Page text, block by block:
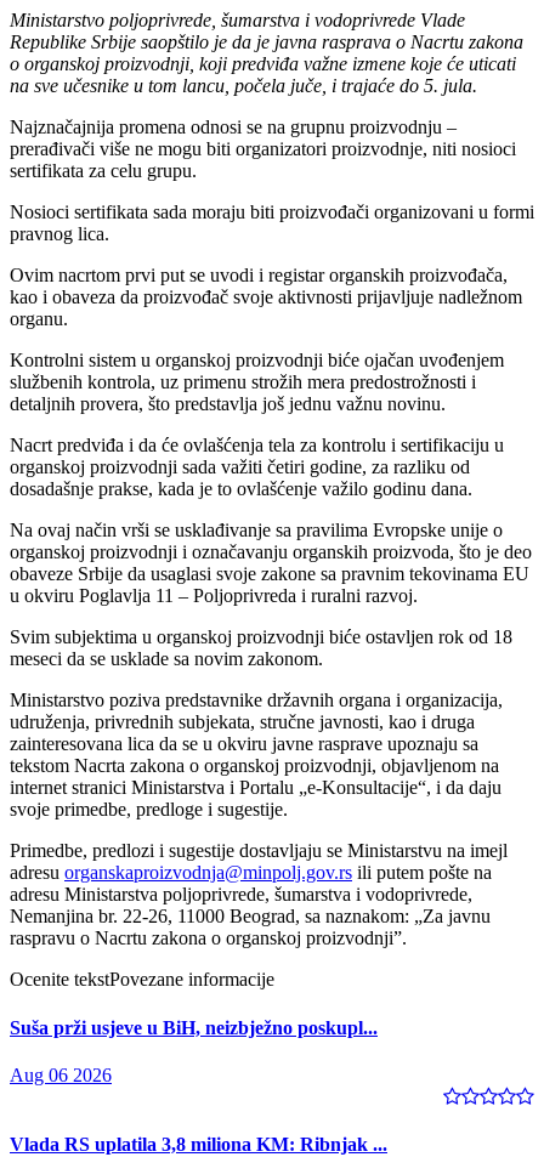
Ministarstvo poljoprivrede, šumarstva i vodoprivrede Vlade
Republike Srbije saopštilo je da je javna rasprava o Nacrtu zakona
o organskoj proizvodnji, koji predviđa važne izmene koje će uticati
na sve učesnike u tom lancu, počela juče, i trajaće do 5. jula.
Najznačajnija promena odnosi se na grupnu proizvodnju –
prerađivači više ne mogu biti organizatori proizvodnje, niti nosioci
sertifikata za celu grupu.
Nosioci sertifikata sada moraju biti proizvođači organizovani u formi
pravnog lica.
Ovim nacrtom prvi put se uvodi i registar organskih proizvođača,
kao i obaveza da proizvođač svoje aktivnosti prijavljuje nadležnom
organu.
Kontrolni sistem u organskoj proizvodnji biće ojačan uvođenjem
službenih kontrola, uz primenu strožih mera predostrožnosti i
detaljnih provera, što predstavlja još jednu važnu novinu.
Nacrt predviđa i da će ovlašćenja tela za kontrolu i sertifikaciju u
organskoj proizvodnji sada važiti četiri godine, za razliku od
dosadašnje prakse, kada je to ovlašćenje važilo godinu dana.
Na ovaj način vrši se usklađivanje sa pravilima Evropske unije o
organskoj proizvodnji i označavanju organskih proizvoda, što je deo
obaveze Srbije da usaglasi svoje zakone sa pravnim tekovinama EU
u okviru Poglavlja 11 – Poljoprivreda i ruralni razvoj.
Svim subjektima u organskoj proizvodnji biće ostavljen rok od 18
meseci da se usklade sa novim zakonom.
Ministarstvo poziva predstavnike državnih organa i organizacija,
udruženja, privrednih subjekata, stručne javnosti, kao i druga
zainteresovana lica da se u okviru javne rasprave upoznaju sa
tekstom Nacrta zakona o organskoj proizvodnji, objavljenom na
internet stranici Ministarstva i Portalu „e-Konsultacije“, i da daju
svoje primedbe, predloge i sugestije.
Primedbe, predlozi i sugestije dostavljaju se Ministarstvu na imejl
adresu organskaproizvodnja@minpolj.gov.rs ili putem pošte na
adresu Ministarstva poljoprivrede, šumarstva i vodoprivrede,
Nemanjina br. 22-26, 11000 Beograd, sa naznakom: „Za javnu
raspravu o Nacrtu zakona o organskoj proizvodnji”.
Ocenite tekstPovezane informacije
Suša prži usjeve u BiH, neizbježno poskupl...
Aug 06 2026
Vlada RS uplatila 3,8 miliona KM: Ribnjak ...